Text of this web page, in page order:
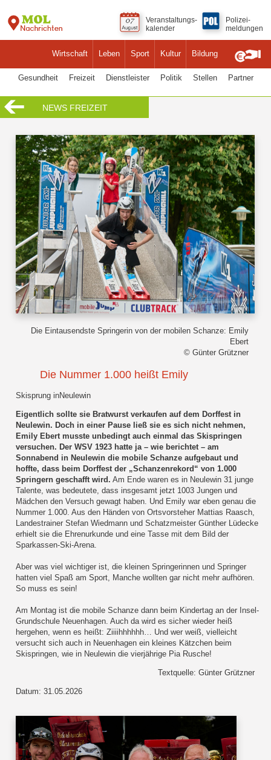
Wirtschaft Leben Sport Kultur Bildung
Veranstaltungs-
kalender
Polizei-
meldungen
Gesundheit Freizeit Dienstleister Politik Stellen Partner
NEWS FREIZEIT
Die Eintausendste Springerin von der mobilen Schanze: Emily
Ebert
© Günter Grützner
Die Nummer 1.000 heißt Emily
Skisprung inNeulewin
Eigentlich sollte sie Bratwurst verkaufen auf dem Dorffest in
Neulewin. Doch in einer Pause ließ sie es sich nicht nehmen,
Emily Ebert musste unbedingt auch einmal das Skispringen
versuchen. Der WSV 1923 hatte ja – wie berichtet – am
Sonnabend in Neulewin die mobile Schanze aufgebaut und
hoffte, dass beim Dorffest der „Schanzenrekord“ von 1.000
Springern geschafft wird. Am Ende waren es in Neulewin 31 junge
Talente, was bedeutete, dass insgesamt jetzt 1003 Jungen und
Mädchen den Versuch gewagt haben. Und Emily war eben genau die
Nummer 1.000. Aus den Händen von Ortsvorsteher Mattias Raasch,
Landestrainer Stefan Wiedmann und Schatzmeister Günther Lüdecke
erhielt sie die Ehrenurkunde und eine Tasse mit dem Bild der
Sparkassen-Ski-Arena.
Aber was viel wichtiger ist, die kleinen Springerinnen und Springer
hatten viel Spaß am Sport, Manche wollten gar nicht mehr aufhören.
So muss es sein!
Am Montag ist die mobile Schanze dann beim Kindertag an der Insel-
Grundschule Neuenhagen. Auch da wird es sicher wieder heiß
hergehen, wenn es heißt: Ziiiihhhhhh… Und wer weiß, vielleicht
versucht sich auch in Neuenhagen ein kleines Kätzchen beim
Skispringen, wie in Neulewin die vierjährige Pia Rusche!
Textquelle: Günter Grützner
Datum: 31.05.2026